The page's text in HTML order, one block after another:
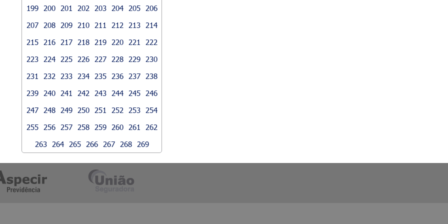
199
200 201 202 203 204 205
206
207
208 209 210 211 212 213
214
215
216 217 218 219 220 221
222
223
224 225 226 227 228 229
230
231
232 233 234 235 236 237
238
239
240 241 242 243 244 245
246
247
248 249 250 251 252 253
254
255
256 257 258 259 260 261
262
263
264 265 266 267 268 269